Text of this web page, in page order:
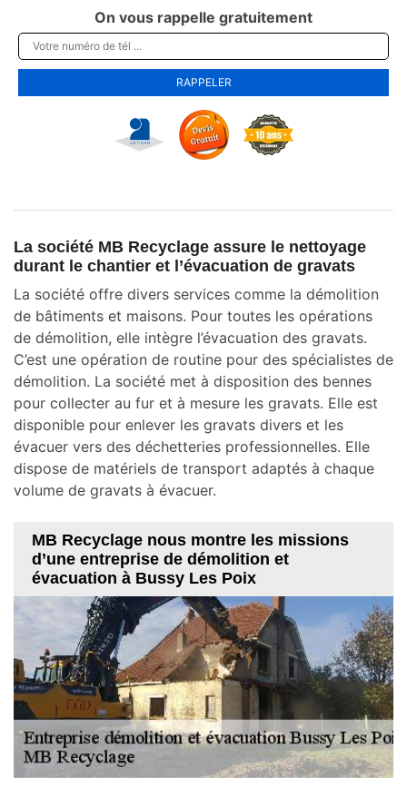
On vous rappelle gratuitement
La société MB Recyclage assure le nettoyage
durant le chantier et l’évacuation de gravats
La société offre divers services comme la démolition
de bâtiments et maisons. Pour toutes les opérations
de démolition, elle intègre l’évacuation des gravats.
C’est une opération de routine pour des spécialistes de
démolition. La société met à disposition des bennes
pour collecter au fur et à mesure les gravats. Elle est
disponible pour enlever les gravats divers et les
évacuer vers des déchetteries professionnelles. Elle
dispose de matériels de transport adaptés à chaque
volume de gravats à évacuer.
MB Recyclage nous montre les missions
d’une entreprise de démolition et
évacuation à Bussy Les Poix